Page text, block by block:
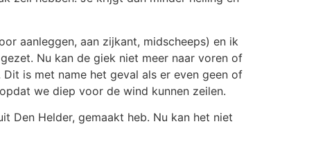
aanleggen, aan zijkant, midscheeps) en ik
Nu kan de giek niet meer naar voren of
is met name het geval als er even geen of
we diep voor de wind kunnen zeilen.
Den Helder, gemaakt heb. Nu kan het niet